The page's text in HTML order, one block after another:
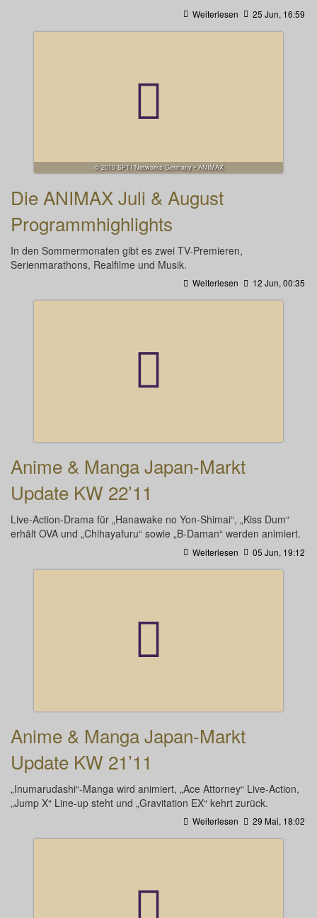
Weiterlesen 25 Jun, 16:59
© 2010 SPTI Networks Germany • ANIMAX
Die ANIMAX Juli & August
Programmhighlights
In den Sommermonaten gibt es zwei TV-Premieren,
Serienmarathons, Realfilme und Musik.
Weiterlesen 12 Jun, 00:35
Anime & Manga Japan-Markt
Update KW 22’11
Live-Action-Drama für „Hanawake no Yon-Shimai“, „Kiss Dum“
erhält OVA und „Chihayafuru“ sowie „B-Daman“ werden animiert.
Weiterlesen 05 Jun, 19:12
Anime & Manga Japan-Markt
Update KW 21’11
„Inumarudashi“-Manga wird animiert, „Ace Attorney“ Live-Action,
„Jump X“ Line-up steht und „Gravitation EX“ kehrt zurück.
Weiterlesen 29 Mai, 18:02